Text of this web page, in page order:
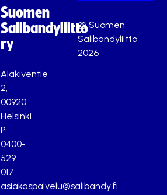
Suomen
Salibandyliitto
ry
Alakiventie
2,
00920
Helsinki
P.
0400-
529
017
asiakaspalvelu@salibandy.fi
© Suomen
Salibandyliitto
2026